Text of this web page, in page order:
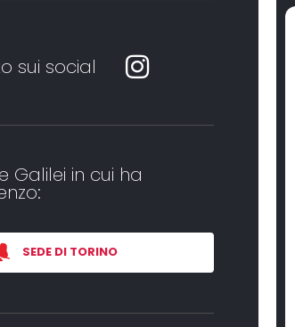
sui social
Galilei in cui ha
SEDE DI TORINO